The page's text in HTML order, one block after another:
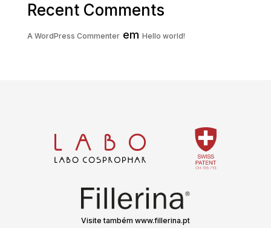
Recent Comments
A WordPress Commenterem Hello world!
Visite também www.fillerina.pt